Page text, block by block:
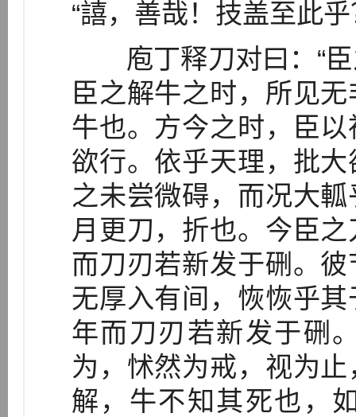
“譆，善哉！技盖至此乎
庖丁释刀对曰：“臣
臣之解牛之时，所见
牛也。方今之时，臣
欲行。依乎天理，批
之未尝微碍，而况大
月更刀，折也。今臣
而刀刃若新发于硎。
无厚入有间，恢恢乎
年而刀刃若新发于硎
为，怵然为戒，视为
解，牛不知其死也，